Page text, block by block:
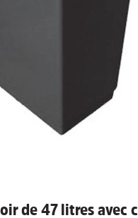
de 47 litres avec